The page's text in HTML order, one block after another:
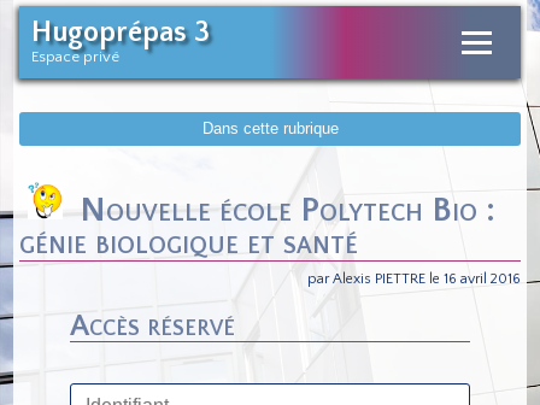
Hugoprépas 3
Espace privé
Dans cette rubrique
Nouvelle école Polytech Bio :
génie biologique et santé
par Alexis PIETTRE le 16 avril 2016
Accès réservé